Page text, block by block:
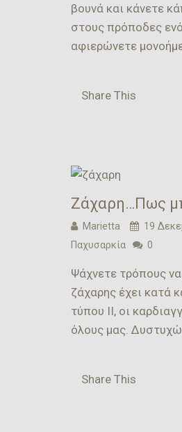
βουνά και κάνετε
στους πρόποδες
αφιερώνετε
Share This
Ζάχαρη…Πως
Marietta 19
Παχυσαρκία
0
Ψάχνετε τρόπους
ζάχαρης έχει κατά
τύπου ΙΙ, οι
όλους μας.
Share This